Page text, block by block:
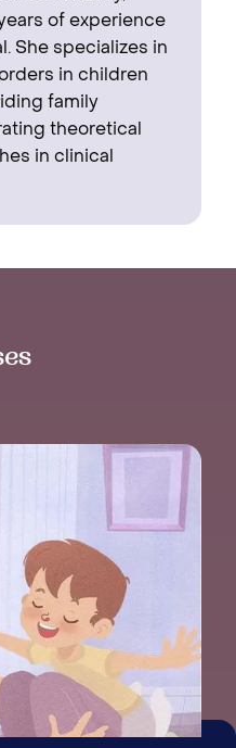
of experience
She specializes in
in children
family
theoretical
in clinical